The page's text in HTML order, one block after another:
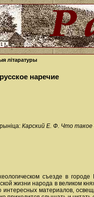
літаратуры
наречие
Карский Е. Ф. Что такое
съезде в
жизни народа в великом
интересных материалов,